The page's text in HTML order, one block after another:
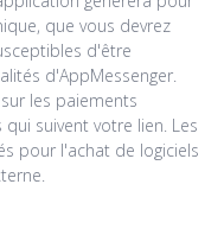
que vous devrez
d'être
d'AppMessenger.
les paiements
suivent votre lien. Les
pour l'achat de logiciels